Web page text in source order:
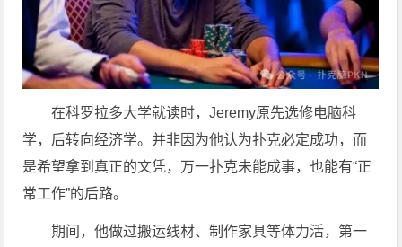
在科罗拉多大学就读时，Jeremy原先选修电脑科
学，后转向经济学。并非因为他认为扑克必定成功，而
是希望拿到真正的文凭，万一扑克未能成事，也能有“正
常工作”的后路。
期间，他做过搬运线材、制作家具等体力活，第一